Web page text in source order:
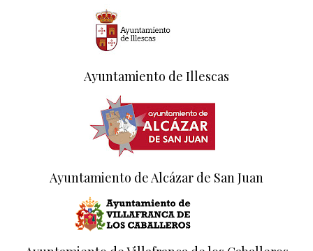
Ayuntamiento de Illescas
Ayuntamiento de Alcázar de San Juan